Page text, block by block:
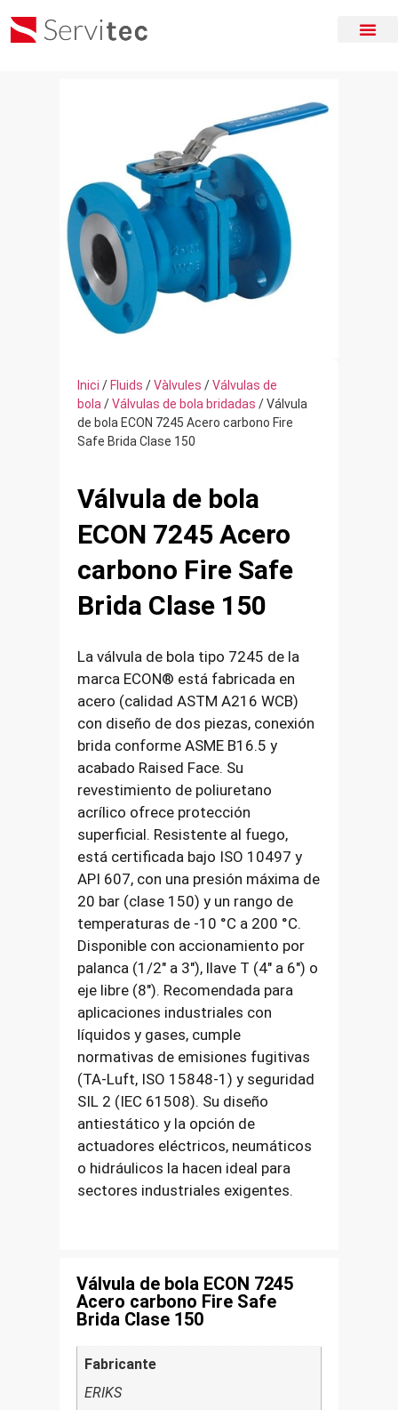
Inici /Fluids /Vàlvules /Válvulas de
bola /Válvulas de bola bridadas / Válvula
de bola ECON 7245 Acero carbono Fire
Safe Brida Clase 150
Válvula de bola
ECON 7245 Acero
carbono Fire Safe
Brida Clase 150
La válvula de bola tipo 7245 de la
marca ECON® está fabricada en
acero (calidad ASTM A216 WCB)
con diseño de dos piezas, conexión
brida conforme ASME B16.5 y
acabado Raised Face. Su
revestimiento de poliuretano
acrílico ofrece protección
superficial. Resistente al fuego,
está certificada bajo ISO 10497 y
API 607, con una presión máxima de
20 bar (clase 150) y un rango de
temperaturas de -10 °C a 200 °C.
Disponible con accionamiento por
palanca (1/2″ a 3″), llave T (4″ a 6″) o
eje libre (8″). Recomendada para
aplicaciones industriales con
líquidos y gases, cumple
normativas de emisiones fugitivas
(TA-Luft, ISO 15848-1) y seguridad
SIL 2 (IEC 61508). Su diseño
antiestático y la opción de
actuadores eléctricos, neumáticos
o hidráulicos la hacen ideal para
sectores industriales exigentes.
Válvula de bola ECON 7245
Acero carbono Fire Safe
Brida Clase 150
Fabricante
ERIKS